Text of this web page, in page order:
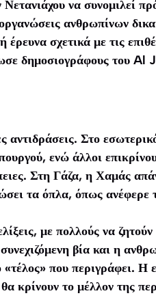
να συνομιλεί
ανθρωπίνων
σχετικά με τις
δημοσιογράφους του Al
Στο
ενώ άλλοι
Στη Γάζα, η Χαμάς
τα όπλα, όπως
με πολλούς να
βία και η
«τέλος» που περιγράφει.
κρίνουν το μέλλον της